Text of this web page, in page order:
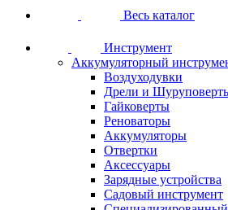
Весь каталог
Инструмент
Аккумуляторный
Воздуходувки
Дрели и
Гайковерты
Реноваторы
Аккумуляторы
Отвертки
Аксессуары
Зарядные устройства
Садовый инструмент